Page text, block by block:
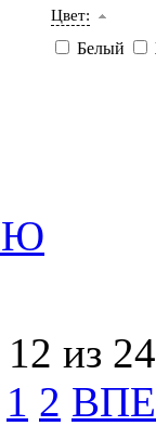
Цвет:
Белый
из 24
1 2